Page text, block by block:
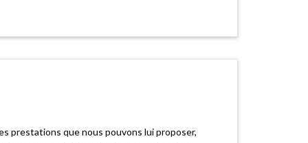
prestations que nous pouvons lui proposer,